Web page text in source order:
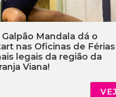
Galpão Mandala dá o
nas Oficinas de Férias
legais da região da
Viana!